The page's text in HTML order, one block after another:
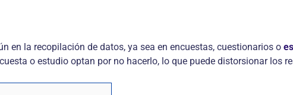
en la recopilación de datos, ya sea en encuestas, cuestionarios o
o estudio optan por no hacerlo, lo que puede distorsionar los